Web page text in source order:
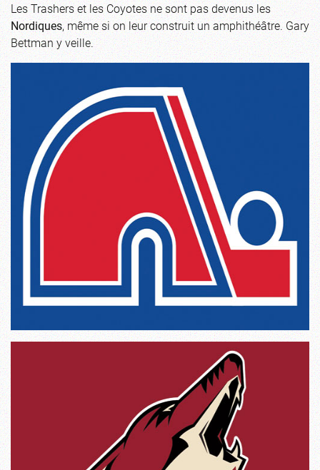
Les Trashers et les Coyotes ne sont pas devenus les
Nordiques, même si on leur construit un amphithéâtre. Gary
Bettman y veille.